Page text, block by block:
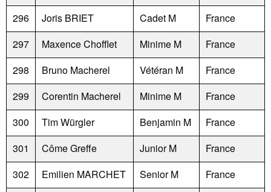
296
Joris BRIET Cadet M
France
297
Maxence Chofflet Minime M
France
298
Bruno Macherel Vétéran M
France
299
Corentin Macherel Minime M
France
300
Tim Würgler Benjamin M
France
301
Côme Greffe Junior M
France
302
Emilien MARCHET Senior M France